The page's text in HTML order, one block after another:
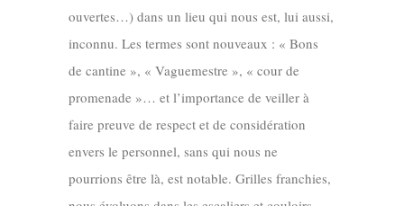
ouvertes…) dans un lieu qui nous est, lui aussi,
inconnu. Les termes sont nouveaux : « Bons
de cantine », « Vaguemestre », « cour de
promenade »… et l’importance de veiller à
faire preuve de respect et de considération
envers le personnel, sans qui nous ne
pourrions être là, est notable. Grilles franchies,